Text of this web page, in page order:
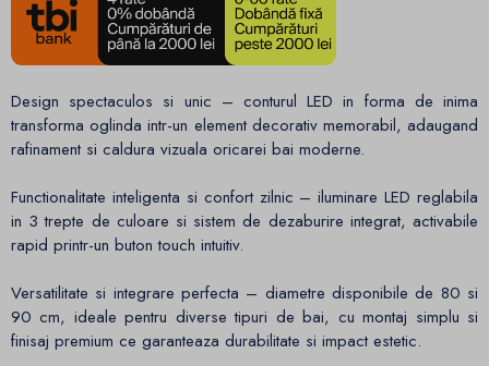
Design spectaculos si unic – conturul LED in forma de inima
transforma oglinda intr-un element decorativ memorabil, adaugand
rafinament si caldura vizuala oricarei bai moderne.
Functionalitate inteligenta si confort zilnic – iluminare LED reglabila
in 3 trepte de culoare si sistem de dezaburire integrat, activabile
rapid printr-un buton touch intuitiv.
Versatilitate si integrare perfecta – diametre disponibile de 80 si
90 cm, ideale pentru diverse tipuri de bai, cu montaj simplu si
finisaj premium ce garanteaza durabilitate si impact estetic.